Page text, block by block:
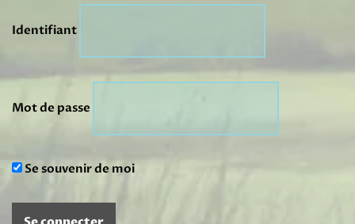
Identifiant
Mot de passe
Se souvenir de moi